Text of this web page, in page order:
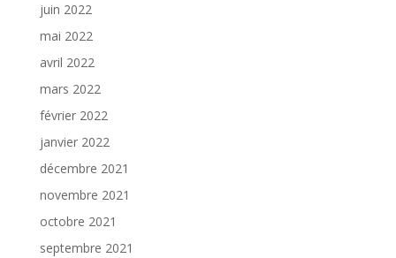
juin 2022
mai 2022
avril 2022
mars 2022
février 2022
janvier 2022
décembre 2021
novembre 2021
octobre 2021
septembre 2021